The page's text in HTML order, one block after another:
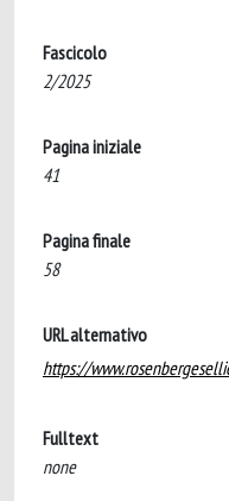
Fascicolo
2/2025
Pagina iniziale
41
Pagina finale
58
URL alternativo
https://
Fulltext
none